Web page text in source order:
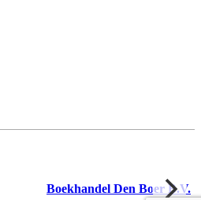
Boekhandel Den Boer B.V.